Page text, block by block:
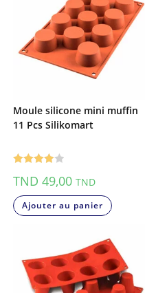
Moule silicone mini muffin
11 Pcs Silikomart
sur 5
TND 49,00 TND
Ajouter au panier